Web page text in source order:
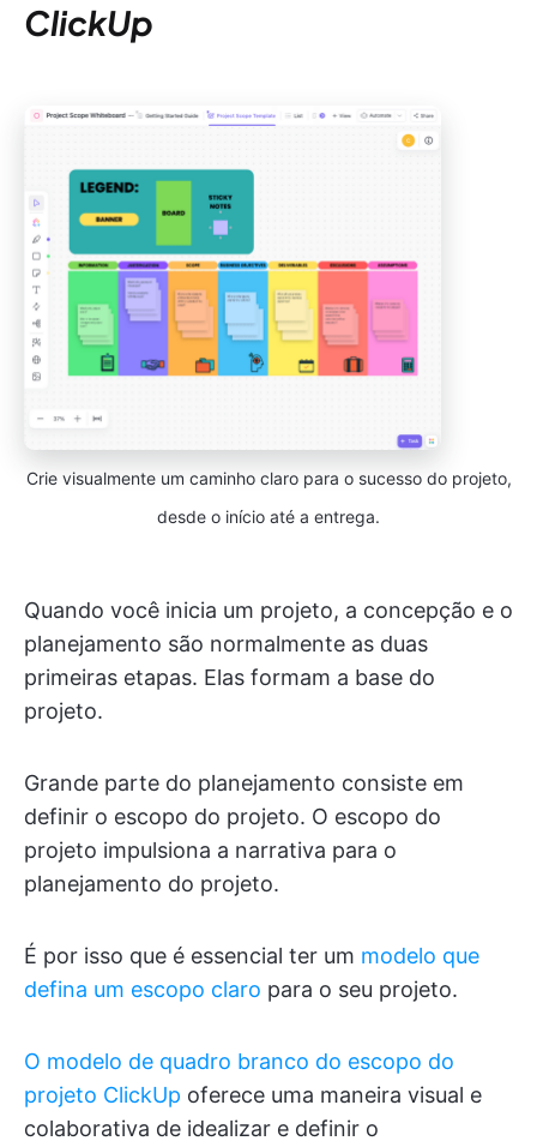
ClickUp
Crie visualmente um caminho claro para o sucesso do projeto,
desde o início até a entrega.
Quando você inicia um projeto, a concepção e o
planejamento são normalmente as duas
primeiras etapas. Elas formam a base do
projeto.
Grande parte do planejamento consiste em
definir o escopo do projeto. O escopo do
projeto impulsiona a narrativa para o
planejamento do projeto.
É por isso que é essencial ter um modelo que
defina um escopo claro para o seu projeto.
O modelo de quadro branco do escopo do
projeto ClickUp oferece uma maneira visual e
colaborativa de idealizar e definir o